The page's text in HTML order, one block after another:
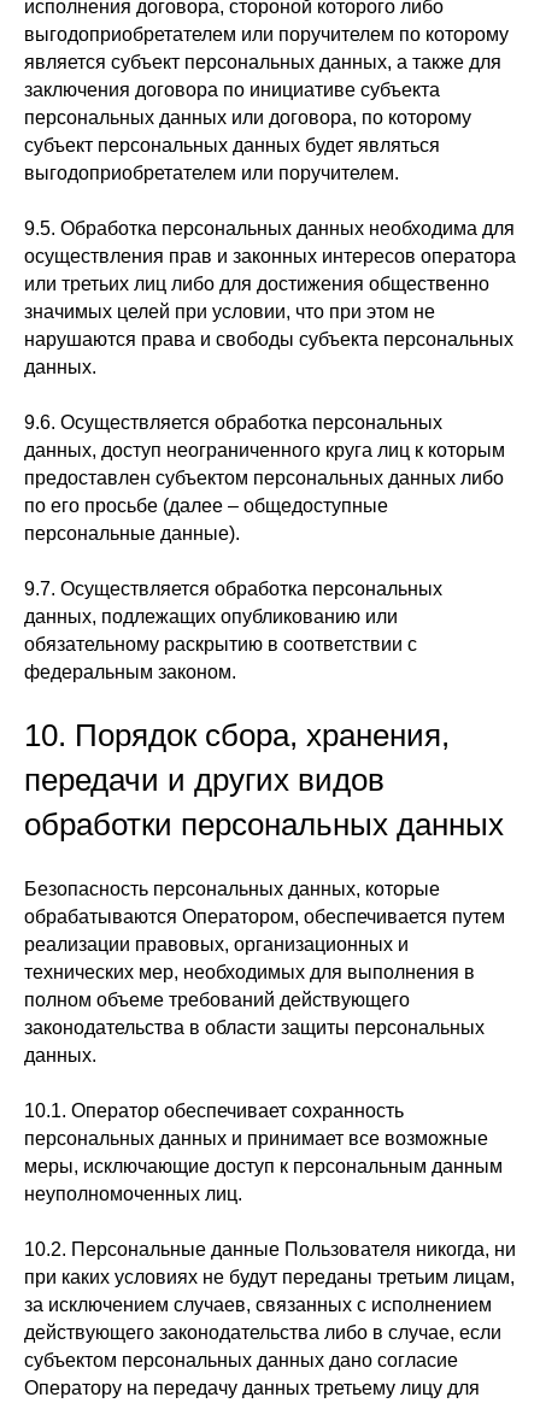
исполнения договора, стороной которого либо
выгодоприобретателем или поручителем по которому
является субъект персональных данных, а также для
заключения договора по инициативе субъекта
персональных данных или договора, по которому
субъект персональных данных будет являться
выгодоприобретателем или поручителем.
9.5. Обработка персональных данных необходима для
осуществления прав и законных интересов оператора
или третьих лиц либо для достижения общественно
значимых целей при условии, что при этом не
нарушаются права и свободы субъекта персональных
данных.
9.6. Осуществляется обработка персональных
данных, доступ неограниченного круга лиц к которым
предоставлен субъектом персональных данных либо
по его просьбе (далее – общедоступные
персональные данные).
9.7. Осуществляется обработка персональных
данных, подлежащих опубликованию или
обязательному раскрытию в соответствии с
федеральным законом.
10. Порядок сбора, хранения,
передачи и других видов
обработки персональных данных
Безопасность персональных данных, которые
обрабатываются Оператором, обеспечивается путем
реализации правовых, организационных и
технических мер, необходимых для выполнения в
полном объеме требований действующего
законодательства в области защиты персональных
данных.
10.1. Оператор обеспечивает сохранность
персональных данных и принимает все возможные
меры, исключающие доступ к персональным данным
неуполномоченных лиц.
10.2. Персональные данные Пользователя никогда, ни
при каких условиях не будут переданы третьим лицам,
за исключением случаев, связанных с исполнением
действующего законодательства либо в случае, если
субъектом персональных данных дано согласие
Оператору на передачу данных третьему лицу для